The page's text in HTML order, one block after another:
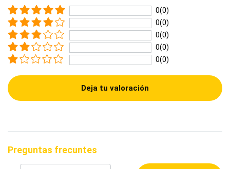
0(0)
0(0)
0(0)
0(0)
0(0)
Deja tu valoración
Preguntas frecuntes